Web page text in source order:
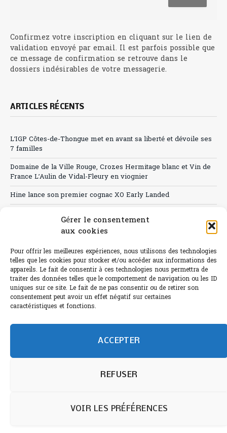
Gérer le consentement
aux cookies
Pour offrir les meilleures expériences, nous utilisons des technologies
telles que les cookies pour stocker et/ou accéder aux informations des
appareils. Le fait de consentir à ces technologies nous permettra de
traiter des données telles que le comportement de navigation ou les ID
uniques sur ce site. Le fait de ne pas consentir ou de retirer son
consentement peut avoir un effet négatif sur certaines
caractéristiques et fonctions.
ACCEPTER
REFUSER
VOIR LES PRÉFÉRENCES
Confirmez votre inscription en cliquant sur le lien de
validation envoyé par email. Il est parfois possible que
ce message de confirmation se retrouve dans le
dossiers indésirables de votre messagerie.
ARTICLES RÉCENTS
L’IGP Côtes-de-Thongue met en avant sa liberté et dévoile ses
7 familles
Domaine de la Ville Rouge, Crozes Hermitage blanc et Vin de
France L’Aulin de Vidal-Fleury en viognier
Hine lance son premier cognac XO Early Landed
Sélection de rosés 2026
L'abus d'alcool est dangereux pour la santé.
©paris-bistro 2026 Paris-bistro.com est une publication 100%
mail: contact@paris-bistro.com